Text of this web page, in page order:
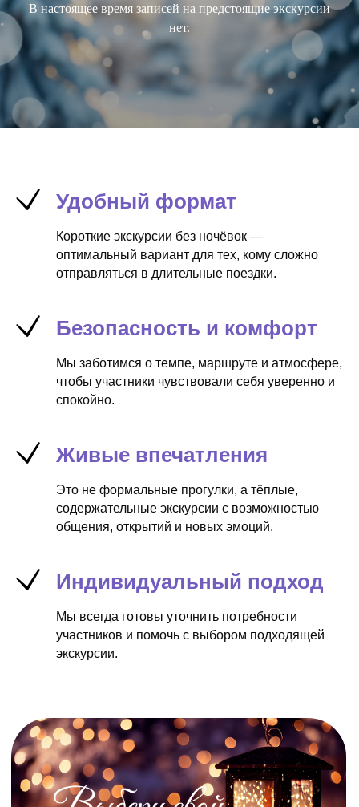
В настоящее время записей на предстоящие экскурсии
нет.
Удобный формат
Короткие экскурсии без ночёвок —
оптимальный вариант для тех, кому сложно
отправляться в длительные поездки.
Безопасность и комфорт
Мы заботимся о темпе, маршруте и атмосфере,
чтобы участники чувствовали себя уверенно и
спокойно.
Живые впечатления
Это не формальные прогулки, а тёплые,
содержательные экскурсии с возможностью
общения, открытий и новых эмоций.
Индивидуальный подход
Мы всегда готовы уточнить потребности
участников и помочь с выбором подходящей
экскурсии.
Галерея